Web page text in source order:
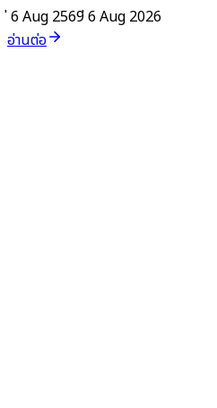
่ 6 Aug 2569่ 6 Aug 2026
อ่านต่อ